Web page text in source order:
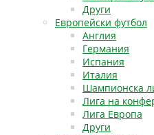
Други
Европейски футбол
Англия
Германия
Испания
Италия
Шампионска
Лига на
Лига Европа
Други